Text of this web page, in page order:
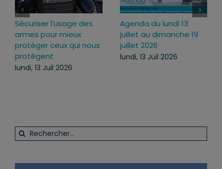
nous
Agenda du lundi 13
juillet au dimanche 19
juillet 2026
lundi, 13 Juil 2026
Loi d’urgence
pourquoi j’ai voté
ce texte
mercredi, 22 Juil 2026
Rechercher: